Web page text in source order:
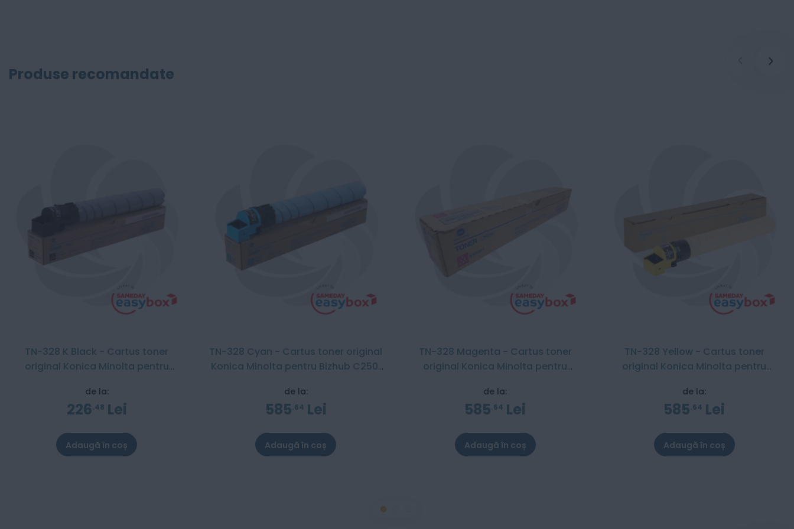
Produse recomandate
TN-328 K Black - Cartus toner
original Konica Minolta pentru
/ C301i / C361i
de la:
226 48 Lei
Adaugă în coș
TN-328 Cyan - Cartus toner original
Konica Minolta pentru Bizhub C250i
de la:
585 64 Lei
Adaugă în coș
TN-328 Magenta - Cartus toner
original Konica Minolta pentru
/ C301i / C361i
de la:
585 64 Lei
Adaugă în coș
TN-328 Yellow - Cartus toner
original Konica Minolta pentru
/ C301i / C361i
de la:
585 64 Lei
Adaugă în coș